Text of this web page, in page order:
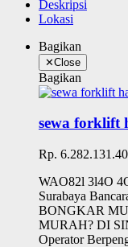
Deskripsi
Lokasi
Bagikan
✕Close
Bagikan
sewa forklift
Rp.
WAO82l 3l4O
Surabaya
BONGKAR
MURAH? DI
Operator